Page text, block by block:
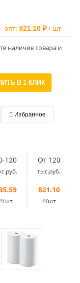
опт: 821.10 ₽/ шт
наличие товара и
В 1 КЛИК
Избранное
120 От 120
тыс.руб.
шт
821.10
₽/шт